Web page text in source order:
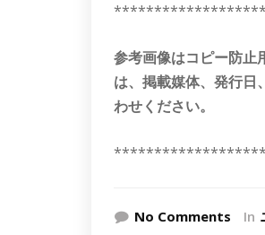
参考画像はコピー防止
は、掲載媒体、発行日
わせください。
No Comments In